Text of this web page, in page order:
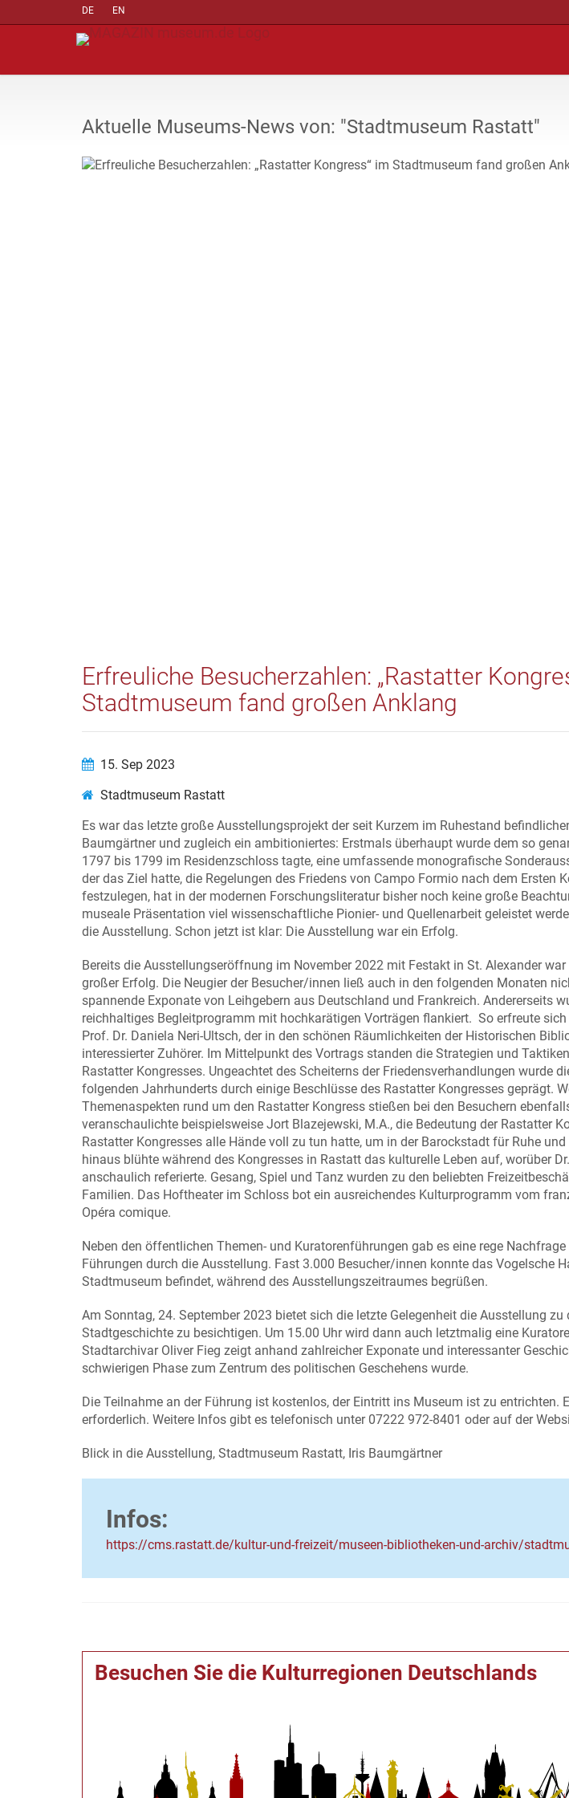
DE EN
Aktuelle Museums-News von: "Stadtmuseum Rastatt"
Erfreuliche Besucherzahlen: „Rastatter
Stadtmuseum fand großen Anklang
15. Sep 2023
Stadtmuseum Rastatt
Es war das letzte große Ausstellungsprojekt der seit Kurzem im Ruhestand
Baumgärtner und zugleich ein ambitioniertes: Erstmals überhaupt wurde dem so
1797 bis 1799 im Residenzschloss tagte, eine umfassende monografische
der das Ziel hatte, die Regelungen des Friedens von Campo Formio nach dem Ersten
festzulegen, hat in der modernen Forschungsliteratur bisher noch keine große
museale Präsentation viel wissenschaftliche Pionier- und Quellenarbeit geleistet
die Ausstellung. Schon jetzt ist klar: Die Ausstellung war ein Erfolg.
Bereits die Ausstellungseröffnung im November 2022 mit Festakt in St. Alexander
großer Erfolg. Die Neugier der Besucher/innen ließ auch in den folgenden Monaten
spannende Exponate von Leihgebern aus Deutschland und Frankreich. Andererseits
reichhaltiges Begleitprogramm mit hochkarätigen Vorträgen flankiert. So erfreute
Prof. Dr. Daniela Neri-Ultsch, der in den schönen Räumlichkeiten der Historischen
interessierter Zuhörer. Im Mittelpunkt des Vortrags standen die Strategien und
Rastatter Kongresses. Ungeachtet des Scheiterns der Friedensverhandlungen wurde
folgenden Jahrhunderts durch einige Beschlüsse des Rastatter Kongresses geprägt.
Themenaspekten rund um den Rastatter Kongress stießen bei den Besuchern
veranschaulichte beispielsweise Jort Blazejewski, M.A., die Bedeutung der Rastatter
Rastatter Kongresses alle Hände voll zu tun hatte, um in der Barockstadt für Ruhe
hinaus blühte während des Kongresses in Rastatt das kulturelle Leben auf, worüber
anschaulich referierte. Gesang, Spiel und Tanz wurden zu den beliebten
Familien. Das Hoftheater im Schloss bot ein ausreichendes Kulturprogramm vom
Opéra comique.
Neben den öffentlichen Themen- und Kuratorenführungen gab es eine rege
Führungen durch die Ausstellung. Fast 3.000 Besucher/innen konnte das Vogelsche
Stadtmuseum befindet, während des Ausstellungszeitraumes begrüßen.
Am Sonntag, 24. September 2023 bietet sich die letzte Gelegenheit die Ausstellung
Stadtgeschichte zu besichtigen. Um 15.00 Uhr wird dann auch letztmalig eine
Stadtarchivar Oliver Fieg zeigt anhand zahlreicher Exponate und interessanter
schwierigen Phase zum Zentrum des politischen Geschehens wurde.
Die Teilnahme an der Führung ist kostenlos, der Eintritt ins Museum ist zu entrichten.
erforderlich. Weitere Infos gibt es telefonisch unter 07222 972-8401 oder auf der
Blick in die Ausstellung, Stadtmuseum Rastatt, Iris Baumgärtner
Infos:
https://cms.rastatt.de/kultur-und-freizeit/museen-bibliotheken-und-archiv/
Besuchen Sie die Kulturregionen Deutschlands